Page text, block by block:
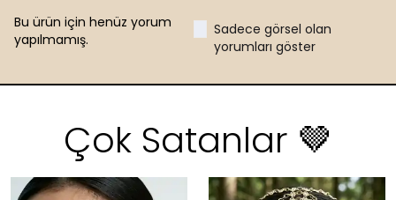
Bu ürün için henüz yorum
yapılmamış.
Sadece görsel olan
yorumları göster
Çok Satanlar 🤎